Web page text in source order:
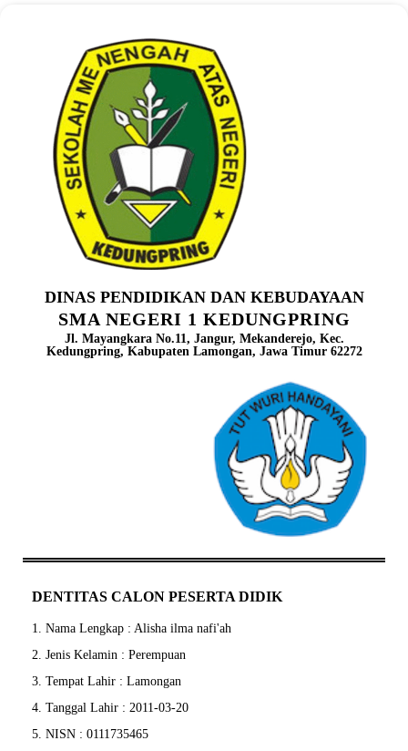
DINAS PENDIDIKAN DAN KEBUDAYAAN
SMA NEGERI 1 KEDUNGPRING
Jl. Mayangkara No.11, Jangur, Mekanderejo, Kec.
Kedungpring, Kabupaten Lamongan, Jawa Timur 62272
DENTITAS CALON PESERTA DIDIK
1. Nama Lengkap : Alisha ilma nafi'ah
2. Jenis Kelamin : Perempuan
3. Tempat Lahir : Lamongan
4. Tanggal Lahir : 2011-03-20
5. NISN : 0111735465